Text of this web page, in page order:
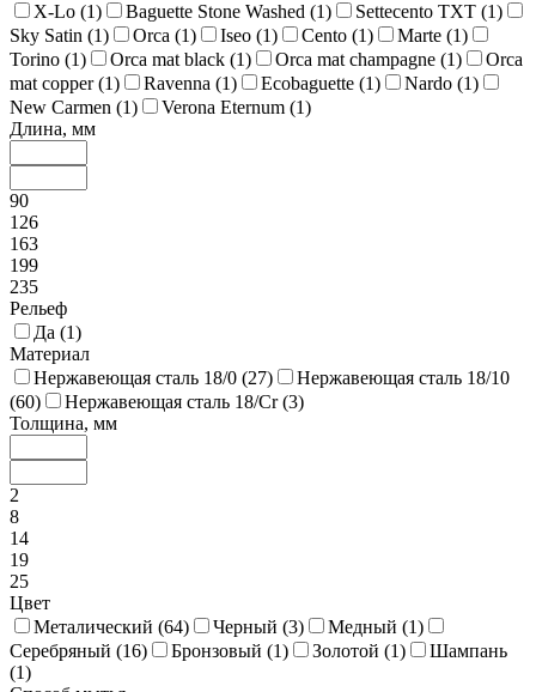
X-Lo (1) Baguette Stone Washed (1) Settecento TXT (1)
Sky Satin (1) Orca (1) Iseo (1) Cento (1) Marte (1)
Torino (1) Orca mat black (1) Orca mat champagne (1)
Orca
mat copper (1) Ravenna (1) Ecobaguette (1) Nardo (1)
New Carmen (1) Verona Eternum (1)
Длина, мм
90
126
163
199
235
Рельеф
Да (1)
Материал
Нержавеющая сталь 18/0 (27)
Нержавеющая сталь 18/10
(60) Нержавеющая сталь 18/Cr (3)
Толщина, мм
2
8
14
19
25
Цвет
Металический (64) Черный (3) Медный (1)
Серебряный (16) Бронзовый (1) Золотой (1)
Шампань
(1)